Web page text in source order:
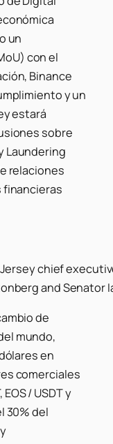
un
con el
Binance
y un
estará
sobre
Laundering
relaciones
chief
and Senator
de
mundo,
en
comerciales
/ USDT y
30% del